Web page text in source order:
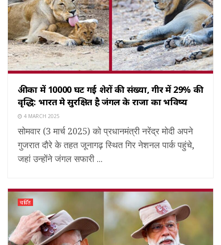
अफ्रीका में 10000 घट गई शेरों की संख्या, गीर में 29% की
वृद्धि: भारत मे सुरक्षित है जंगल के राजा का भविष्य
4 MARCH 2025
सोमवार (3 मार्च 2025) को प्रधानमंत्री नरेंद्र मोदी अपने
गुजरात दौरे के तहत जूनागढ़ स्थित गिर नेशनल पार्क पहुंचे,
जहां उन्होंने जंगल सफारी ...
चर्चित